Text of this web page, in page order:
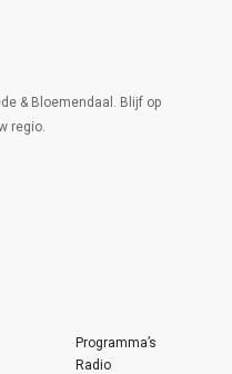
& Bloemendaal. Blijf op
regio.
Programma’s
Radio